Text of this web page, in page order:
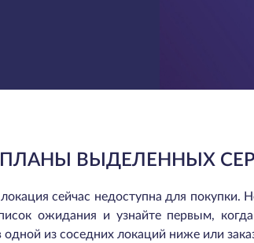
ВЫДЕЛЕННЫХ
сейчас недоступна для покупки.
ожидания и узнайте первым,
из соседних локаций ниже или